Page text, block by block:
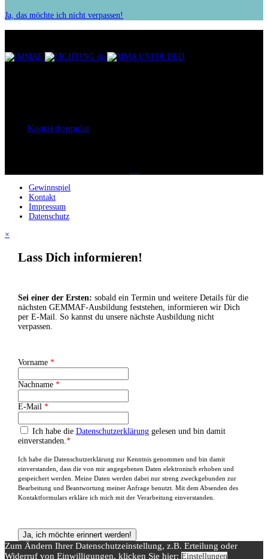
Ja, das möchte ich nicht verpassen!
Kontaktformular.
Gewinnspiel
Kontakt
Impressum
Datenschutz
×
Lass Dich informieren!
Sei einer der Ersten: sobald ein Termin und weitere Details für die
nächsten GEMMAF-Ausbildung feststehen, informieren wir Dich
per E-Mail. So kannst du unsere nächste Ausbildung nicht
verpassen.
Vorname *
Nachname *
E-Mail *
Datenschutz
Ich habe die Datenschutzerklärunggelesen und bin damit
einverstanden.*
Ich habe die Datenschutzerklärung zur Kenntnis genommen und bin damit
einverstanden, dass die von mir angegebenen Daten elektronisch erhoben und
gespeichert werden. Meine Daten werden dabei nur streng zweckgebunden zur
Bearbeitung und Beantwortung meiner Anfrage benutzt. Mit dem Absenden des
Kontaktformulars erkläre ich mich mit der Verarbeitung einverstanden.
Zum Ändern Ihrer Datenschutzeinstellung, z.B. Erteilung oder
Widerruf von Einwilligungen, klicken Sie hier: Einstellungen